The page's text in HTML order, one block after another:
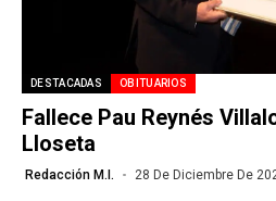
DESTACADAS OBITUARIOS
Fallece Pau Reynés
Lloseta
Redacción M.I. 28 De Diciembre De